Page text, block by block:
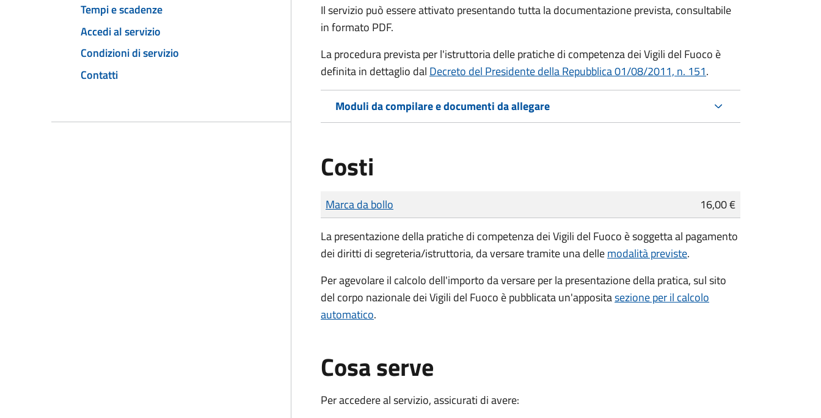
Tempi e scadenze
Accedi al servizio
Condizioni di servizio
Contatti
Il servizio può essere attivato presentando tutta la documentazione prevista, consultabile
in formato PDF.
La procedura prevista per l'istruttoria delle pratiche di competenza dei Vigili del Fuoco è
definita in dettaglio dal Decreto del Presidente della Repubblica 01/08/2011, n. 151.
Moduli da compilare e documenti da allegare
Costi
Tipo di pagamento
Importo
Marca da bollo
16,00 €
La presentazione della pratiche di competenza dei Vigili del Fuoco è soggetta al pagamento
dei diritti di segreteria/istruttoria, da versare tramite una dellemodalità previste.
Per agevolare il calcolo dell'importo da versare per la presentazione della pratica, sul sito
del corpo nazionale dei Vigili del Fuoco è pubblicata un'appositasezione per il calcolo
automatico.
Cosa serve
Per accedere al servizio, assicurati di avere: